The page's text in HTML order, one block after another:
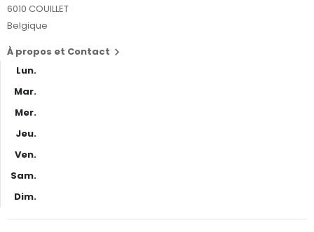
6010 COUILLET
Belgique
À propos et Contact 
Lun.
Mar.
Mer.
Jeu.
Ven.
Sam.
Dim.